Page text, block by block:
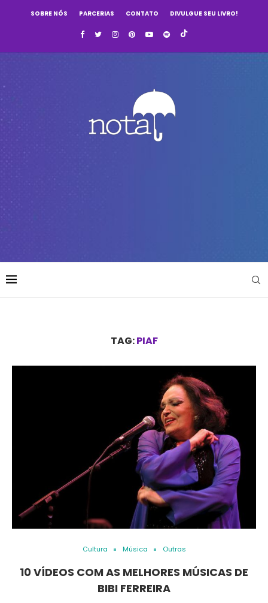
SOBRE NÓS PARCERIAS CONTATO DIVULGUE SEU LIVRO!
TAG:PIAF
Cultura Música Outras
10 VÍDEOS COM AS MELHORES MÚSICAS DE
BIBI FERREIRA